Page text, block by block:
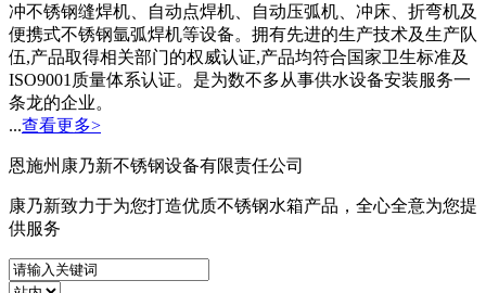
冲不锈钢缝焊机、自动点焊机、自动压弧机、冲床、折弯机及
便携式不锈钢氩弧焊机等设备。拥有先进的生产技术及生产队
伍,产品取得相关部门的权威认证,产品均符合国家卫生标准及
ISO9001质量体系认证。是为数不多从事供水设备安装服务一
条龙的企业。
...查看更多>
恩施州康乃新不锈钢设备有限责任公司
康乃新致力于为您打造优质不锈钢水箱产品，全心全意为您提
供服务